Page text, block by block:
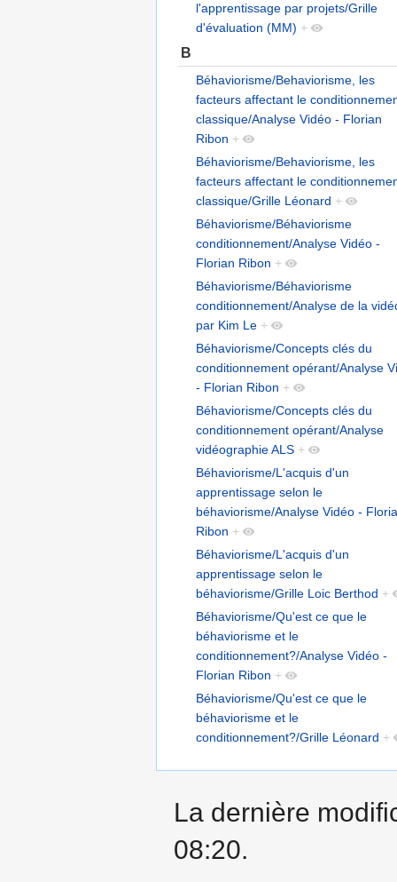
l'apprentissage par projets/Grille
d'évaluation (MM) +
B
Béhaviorisme/Behaviorisme, les
facteurs affectant le
classique/Analyse Vidéo - Florian
Ribon +
Béhaviorisme/Behaviorisme, les
facteurs affectant le
classique/Grille Léonard +
Béhaviorisme/Béhaviorisme
conditionnement/Analyse Vidéo -
Florian Ribon +
Béhaviorisme/Béhaviorisme
conditionnement/Analyse de la
par Kim Le +
Béhaviorisme/Concepts clés du
conditionnement opérant/Analyse
- Florian Ribon +
Béhaviorisme/Concepts clés du
conditionnement opérant/Analyse
vidéographie ALS +
Béhaviorisme/L'acquis d'un
apprentissage selon le
béhaviorisme/Analyse Vidéo -
Ribon +
Béhaviorisme/L'acquis d'un
apprentissage selon le
béhaviorisme/Grille Loic Berthod +
Béhaviorisme/Qu'est ce que le
béhaviorisme et le
conditionnement?/Analyse Vidéo -
Florian Ribon +
Béhaviorisme/Qu'est ce que le
béhaviorisme et le
conditionnement?/Grille Léonard +
La dernière
08:20.